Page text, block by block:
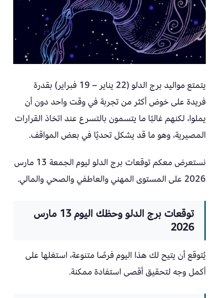
يتمتع مواليد برج الدلو (22 يناير – 19 فبراير) بقدرة
فريدة على خوض أكثر من تجربة في وقت واحد دون أن
يملوا، لكنهم غالبًا ما يتسمون بالتسرع عند اتخاذ القرارات
المصيرية، وهو ما قد يشكل تحديًا في بعض المواقف.
نستعرض معكم توقعات برج الدلو ليوم الجمعة 13 مارس
2026 على المستوى المهني والعاطفي والصحي والمالي.
توقعات برج الدلو وحظك اليوم 13 مارس
2026
يُتوقع أن يتيح لك هذا اليوم فرصًا متنوعة، استغلها على
أكمل وجه لتحقيق أقصى استفادة ممكنة.